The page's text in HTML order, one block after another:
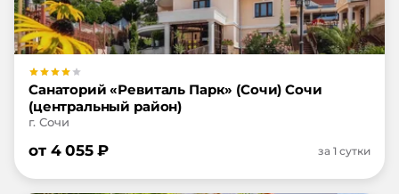
Санаторий «Ревиталь Парк» (Сочи) Сочи
(центральный район)
г. Сочи
от 4 055₽ за 1 сутки